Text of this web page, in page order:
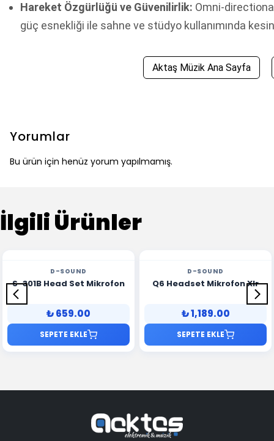
Hareket Özgürlüğü ve Güvenilirlik: Omni-
güç esnekliği ile sahne ve stüdyo kullanımında
Aktaş Müzik Ana Sayfa
Yorumlar
Bu ürün için henüz yorum yapılmamış.
İlgili Ürünler
D-SOUND
S-301B Head Set Mikrofon
₺ 659.00
SEPETE EKLE
D-SOUND
Q6 Headset Mikrofon Xlr
₺ 1,189.00
SEPETE EKLE